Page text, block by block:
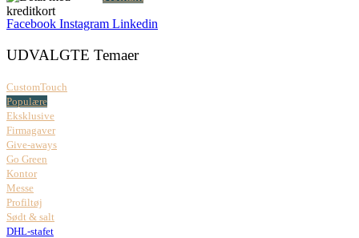
Facebook Instagram Linkedin
UDVALGTE Temaer
CustomTouch
Populære
Eksklusive
Firmagaver
Give-aways
Go Green
Kontor
Messe
Profiltøj
Sødt & salt
DHL-stafet